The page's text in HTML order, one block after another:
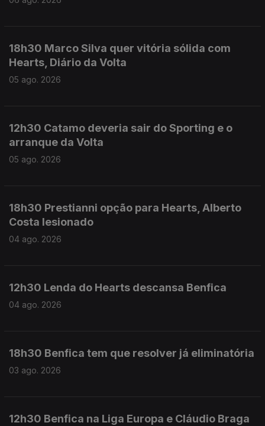
18h30 Marco Silva quer vitória sólida com
Hearts, Diário da Volta
05 ago. 2026
12h30 Catamo deveria sair do Sporting e o
arranque da Volta
05 ago. 2026
18h30 Prestianni opção para Hearts, Alberto
Costa lesionado
04 ago. 2026
12h30 Lenda do Hearts descansa Benfica
04 ago. 2026
18h30 Benfica tem que resolver já eliminatória
03 ago. 2026
12h30 Benfica na Liga Europa e Cláudio Braga